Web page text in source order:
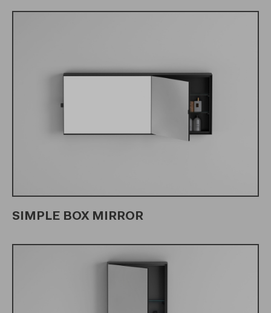
SIMPLE BOX MIRROR